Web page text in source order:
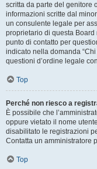
scritta da parte del genitore
informazioni scritte dal
un consulente legale per
proprietario di questa
punto di contatto per
indicato nella domanda
questioni d’ordine legale
Top
Perché non riesco a
È possibile che
oppure vietato il nome
disabilitato le registrazioni
Contatta un amministratore
Top